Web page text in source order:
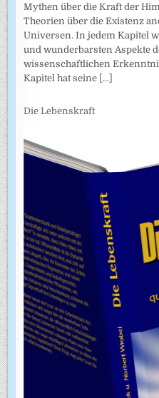
Mythen über die Kraft der
Theorien über die Existenz
Universen. In jedem Kapitel
und wunderbarsten Aspekte
wissenschaftlichen
Kapitel hat seine [...]
Die Lebenskraft